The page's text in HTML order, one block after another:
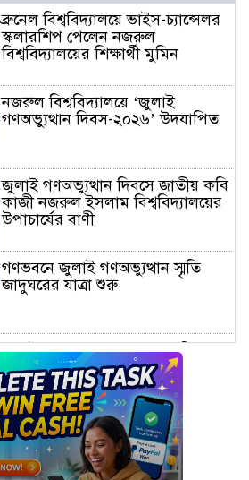
ব্রুনেল বিশ্ববিদ্যালয়ে ভাইস-চ্যান্সেলর
স্কলারশিপ পেলেন নজরুল
বিশ্ববিদ্যালয়ের শিক্ষার্থী মুমিন
নজরুল বিশ্ববিদ্যালয়ে ‘জুলাই
গণঅভ্যুত্থান দিবস-২০২৬’ উদযাপিত
জুলাই গণঅভ্যুত্থান দিবসে জাতীয় কবি
কাজী নজরুল ইসলাম বিশ্ববিদ্যালয়ের
উপাচার্যের বাণী
গণভবনে জুলাই গণঅভ্যুত্থান স্মৃতি
জাদুঘরের যাত্রা শুরু
জুলাই আন্দোলন জনগণের, কৃতিত্ব
কোনো একক দলের নয়: প্রধানমন্ত্রী
মালয়েশিয়ায় সহকর্মীদের সংঘর্ষে ৩
বাংলাদেশি নিহত, গ্রেপ্তার ১